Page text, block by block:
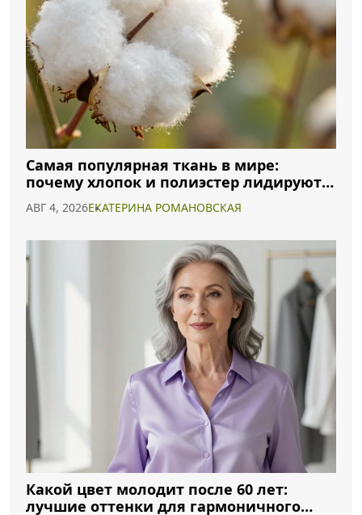
Самая популярная ткань в мире:
почему хлопок и полиэстер лидируют в
АВГ 4, 2026ЕКАТЕРИНА РОМАНОВСКАЯ
Какой цвет молодит после 60 лет:
лучшие оттенки для гармоничного